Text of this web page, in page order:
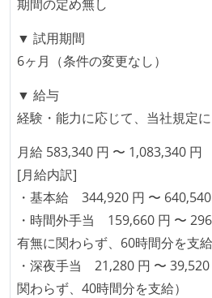
イが支給される
職業安定法に対応する記載
受動喫煙防止措置：屋内禁煙
置）
期間の定め無し
▼ 試用期間
6ヶ月（条件の変更なし）
▼ 給与
経験・能力に応じて、当社規定に
月給 583,340 円 〜 1,083,340 円
[月給内訳]
・基本給 344,920 円 〜
・時間外手当 159,660 円 〜
有無に関わらず、60時間分を支給
・深夜手当 21,280 円 〜
関わらず、40時間分を支給）